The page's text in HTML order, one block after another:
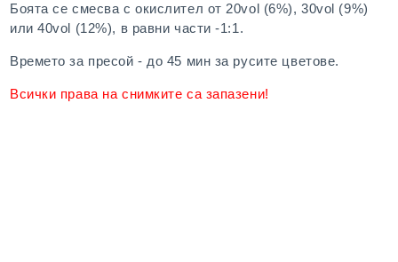
Боята се смесва с окислител от 20vol (6%), 30vol (9%)
или 40vol (12%), в равни части -1:1.
Времето за пресой - до 45 мин за русите цветове.
Всички права на снимките са запазени!